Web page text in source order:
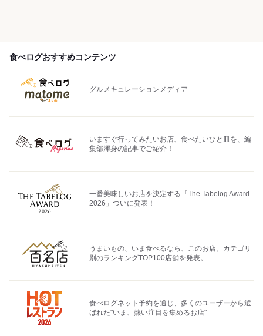
食べログおすすめコンテンツ
グルメキュレーションメディア
いますぐ行ってみたいお店、食べたいひと皿を、編
集部渾身の記事でご紹介！
一番美味しいお店を決定する「The Tabelog Award
2026」ついに発表！
うまいもの、いま食べるなら、このお店。カテゴリ
別のランキングTOP100店舗を発表。
食べログネット予約を通じ、多くのユーザーから選
ばれた"いま、熱い注目を集めるお店"